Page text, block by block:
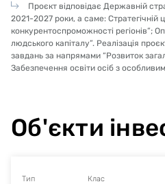
Проєкт відповідає Державній
2021-2027 роки, а саме: Стратегічній
конкурентоспроможності регіонів”;
людського капіталу”. Реалізація
завдань за напрямами “Розвиток
Забезпечення освіти осіб з
Об'єкти
Тип Клас